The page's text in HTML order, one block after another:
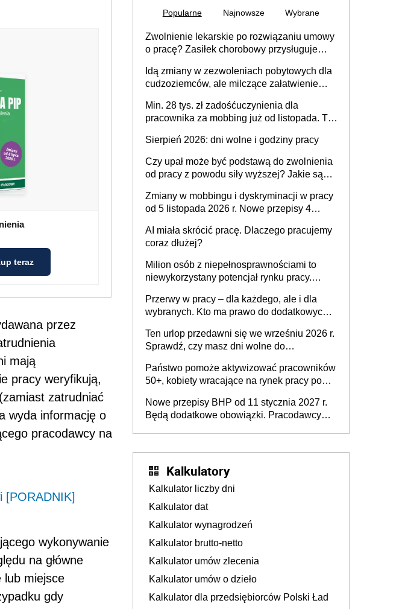
teraz
przez
mają
pracy weryfikują,
zatrudniać
wyda informację o
pracodawcy na
[PORADNIK]
wykonywanie
na główne
lub miejsce
gdy
Popularne Najnowsze Wybrane
Zwolnienie lekarskie po rozwiązaniu umowy
o pracę? Zasiłek chorobowy przysługuje
dni od ustania stosunku pracy
Idą zmiany w zezwoleniach pobytowych dla
cudzoziemców, ale milczące załatwienie
Min. 28 tys. zł zadośćuczynienia dla
pracownika za mobbing już od listopada. To
zespołu
Sierpień 2026: dni wolne i godziny pracy
Czy upał może być podstawą do zwolnienia
od pracy z powodu siły wyższej? Jakie są
Zmiany w mobbingu i dyskryminacji w pracy
od 5 listopada 2026 r. Nowe przepisy 4
Ustaw
AI miała skrócić pracę. Dlaczego pracujemy
coraz dłużej?
Milion osób z niepełnosprawnościami to
niewykorzystany potencjał rynku pracy.
dofinansowań czy refundacji, ale bariery po
stronie systemu i świadomości
pracodawców [WYWIAD]
Przerwy w pracy – dla każdego, ale i dla
wybranych. Kto ma prawo do dodatkowych
Ten urlop przedawni się we wrześniu 2026 r.
Sprawdź, czy masz dni wolne do
Państwo pomoże aktywizować pracowników
50+, kobiety wracające na rynek pracy po
osoby neuroatypowe. Powstanie Fundusz
na rzecz Inkluzywności w Zatrudnianiu?
Nowe przepisy BHP od 11 stycznia 2027 r.
Będą dodatkowe obowiązki. Pracodawcy
Kalkulatory
Kalkulator liczby dni
Kalkulator dat
Kalkulator wynagrodzeń
Kalkulator brutto-netto
Kalkulator umów zlecenia
Kalkulator umów o dzieło
Kalkulator dla przedsiębiorców Polski Ład